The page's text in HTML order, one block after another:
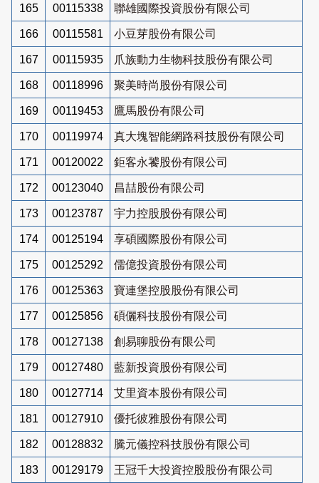
165 00115338 聯雄國際投資股份有限公司
166 00115581 小豆芽股份有限公司
167 00115935 爪族動力生物科技股份有限公司
168 00118996 聚美時尚股份有限公司
169 00119453 鷹馬股份有限公司
170 00119974 真大塊智能網路科技股份有限公司
171 00120022 鉅客永饕股份有限公司
172 00123040 昌喆股份有限公司
173 00123787 宇力控股股份有限公司
174 00125194 享碩國際股份有限公司
175 00125292 儒億投資股份有限公司
176 00125363 寶連堡控股股份有限公司
177 00125856 碩儷科技股份有限公司
178 00127138 創易聊股份有限公司
179 00127480 藍新投資股份有限公司
180 00127714 艾里資本股份有限公司
181 00127910 優托彼雅股份有限公司
182 00128832 騰元儀控科技股份有限公司
183 00129179 王冠千大投資控股股份有限公司